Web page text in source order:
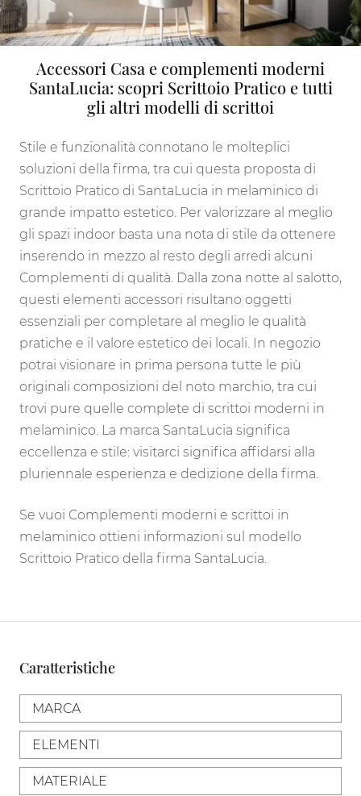
Se vuoi Complementi moderni e scrittoi in
melaminico ottieni informazioni sul modello
Scrittoio Pratico della firma SantaLucia.
Accessori Casa e complementi moderni
SantaLucia: scopri Scrittoio Pratico e tutti
gli altri modelli di scrittoi
Stile e funzionalità connotano le molteplici
soluzioni della firma, tra cui questa proposta di
Scrittoio Pratico di SantaLucia in melaminico di
grande impatto estetico. Per valorizzare al meglio
gli spazi indoor basta una nota di stile da ottenere
inserendo in mezzo al resto degli arredi alcuni
Complementi di qualità. Dalla zona notte al salotto,
questi elementi accessori risultano oggetti
essenziali per completare al meglio le qualità
pratiche e il valore estetico dei locali. In negozio
potrai visionare in prima persona tutte le più
originali composizioni del noto marchio, tra cui
trovi pure quelle complete di scrittoi moderni in
melaminico. La marca SantaLucia significa
eccellenza e stile: visitarci significa affidarsi alla
pluriennale esperienza e dedizione della firma.
Caratteristiche
MARCA
ELEMENTI
MATERIALE